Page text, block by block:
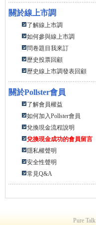
關於線上市調
了解線上市調
如何參與線上市調
問卷題目我來訂
歷史投票回顧
歷史線上市調發表回顧
關於Pollster會員
了解會員權益
如何加入Pollster會員
兌換現金流程說明
兌換現金成功的會員留言
隱私權聲明
安全性聲明
常見Q&A
Pure Talk